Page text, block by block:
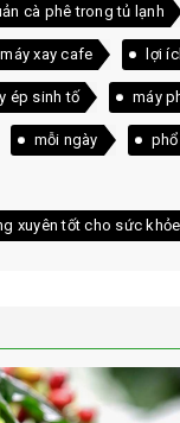
cà phê trong tủ lạnh
xay cafe lợi
ép sinh tố máy
mỗi ngày
xuyên tốt cho sức khỏe